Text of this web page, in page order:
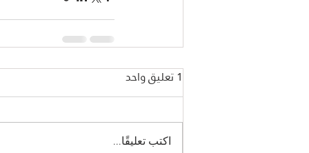
1 تعليق واحد
اكتب تعليقًا...